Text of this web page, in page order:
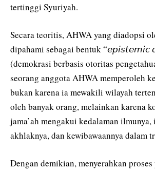
tertinggi Syuriyah.
Secara teoritis, AHWA yang diadopsi
dipahami sebagai bentuk
(demokrasi berbasis otoritas
seorang anggota AHWA memperoleh
bukan karena ia mewakili wilayah
oleh banyak orang, melainkan karena
jama’ah mengakui kedalaman
akhlaknya, dan kewibawaannya dalam
Dengan demikian, menyerahkan